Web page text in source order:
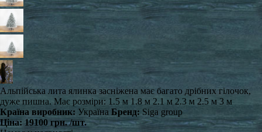
Альпійська лита ялинка засніжена має багато дрібних гілочок,
дуже пишна. Має розміри: 1.5 м 1.8 м 2.1 м 2.3 м 2.5 м 3 м
Країна виробник: Україна Бренд: Siga group
Ціна: 19100 грн./шт.